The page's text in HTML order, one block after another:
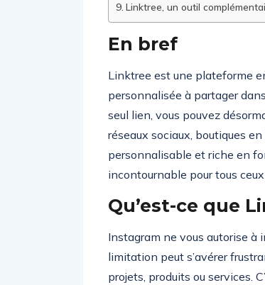
Linktree, un outil
En bref
Linktree est une plateforme
personnalisée à partager
seul lien, vous pouvez
réseaux sociaux, boutiques
personnalisable et riche en
incontournable pour tous
Qu’est-ce que
Instagram ne vous autorise à
limitation peut s’avérer
projets, produits ou services.